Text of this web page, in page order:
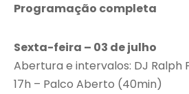
Programação completa
Sexta-feira – 03 de julho
Abertura e intervalos: DJ Ralph
17h – Palco Aberto (40min)